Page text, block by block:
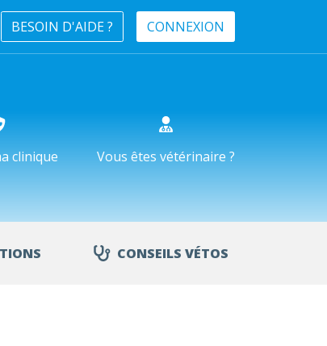
BESOIN D'AIDE ? CONNEXION
clinique
Vous êtes vétérinaire ?
CONSEILS VÉTOS